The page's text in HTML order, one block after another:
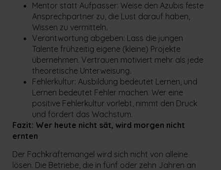
Mentor statt Aufpasser: Weise den Azubis feste
Ansprechpartner zu, die Lust darauf haben,
Wissen zu vermitteln.
Verantwortung abgeben: Lass die jungen
Talente frühzeitig eigene (kleine) Projekte
übernehmen. Vertrauen motiviert mehr als jede
theoretische Unterweisung.
Fehlerkultur: Ausbildung bedeutet Lernen, und
Lernen bedeutet Fehler machen. Wer eine
positive Fehlerkultur vorlebt, nimmt den Druck
und fördert das Wachstum.
Fazit: Wer heute nicht sät, wird morgen nicht
ernten
Der Fachkräftemangel wird sich nicht von alleine
lösen. Die Betriebe, die in fünf oder zehn Jahren an